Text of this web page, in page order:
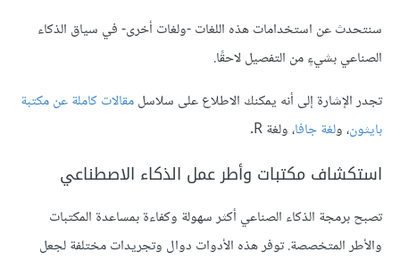
سنتحدث عن استخدامات هذه اللغات -ولغات أخرى- في سياق الذكاء
الصناعي بشيءٍ من التفصيل لاحقًا.
تجدر الإشارة إلى أنه يمكنك الاطلاع على سلاسلمقالات كاملة عن مكتبة
بايثون، ولغة جافا، ولغة R .
استكشاف مكتبات وأطر عمل الذكاء الاصطناعي
تصبح برمجة الذكاء الصناعي أكثر سهولة وكفاءة بمساعدة المكتبات
والأطر المتخصصة. توفر هذه الأدوات دوال وتجريدات مختلفة لجعل